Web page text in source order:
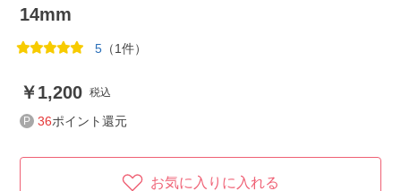
14mm
5 （1件）
1,200 税込
36ポイント還元
お気に入りに入れる